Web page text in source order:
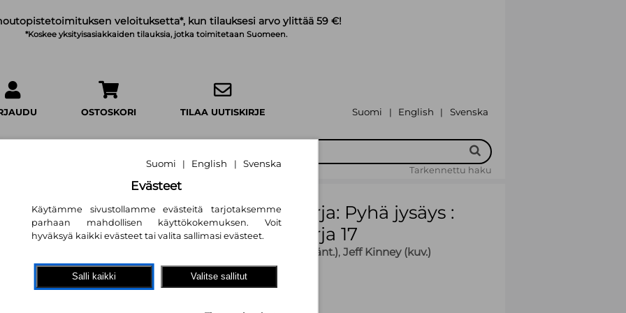
veloituksetta*, kun tilauksesi arvo ylittää 59 €!
*Koskee yksityisasiakkaiden tilauksia, jotka toimitetaan Suomeen.
OSTOSKORI TILAA UUTISKIRJE Suomi | English | Svenska
Tarkennettu haku
Neropatin päiväkirja: Pyhä jysäys :
Neropatin päiväkirja 17
Marja Helanen (käänt.), Jeff Kinney (kuv.)
16,60 €
Suomi | English | Svenska
Evästeet
Käytämme sivustollamme evästeitä tarjotaksemme
parhaan mahdollisen käyttökokemuksen. Voit
hyväksyä kaikki evästeet tai valita sallimasi evästeet.
Salli kaikki Valitse sallitut